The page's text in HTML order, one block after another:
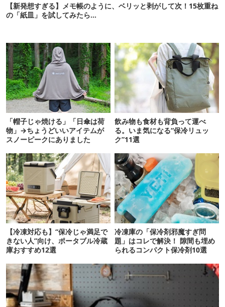
【新発想すぎる】メモ帳のように、ベリッと剥がして次！15枚重ね
の「紙皿」を試してみたら…
「帽子じゃ焼ける」「日傘は荷
物」→ちょうどいいアイテムが
スノーピークにありました
飲み物も食材も背負って運べ
る。いま気になる“保冷リュッ
ク”11選
【冷凍対応も】“保冷じゃ満足で
きない人”向け、ポータブル冷蔵
庫おすすめ12選
冷凍庫の「保冷剤邪魔すぎ問
題」はコレで解決！ 隙間も埋め
られるコンパクト保冷剤10選